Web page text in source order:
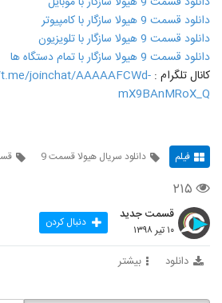
دانلود قسمت 9 هیولا سازگار با کامپیوتر
دانلود قسمت 9 هیولا سازگار با تلویزیون
دانلود قسمت 9 هیولا سازگار با تمام دستگاه ها
کانال تلگرام : joinchat/AAAAAFCWd-
mX9BAnMRoX_Q
فیلم دانلود سریال هیولا قسمت 9
۲۱۵
قسمت جدید
۱۰ تیر ۱۳۹۸ دنبال کردن
دانلود بیشتر